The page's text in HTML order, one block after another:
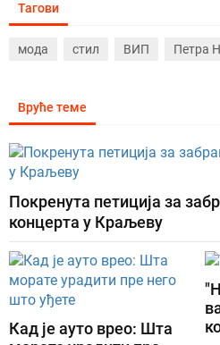
Тагови
мода стил ВИП Петра
Вруће теме
Покренута петиција за
концерта у Краљеву
Кад је ауто врео: Шта